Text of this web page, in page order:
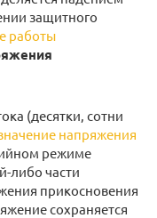
защитного
работы
(десятки, сотни
напряжения
режиме
либо части
прикосновения
сохраняется